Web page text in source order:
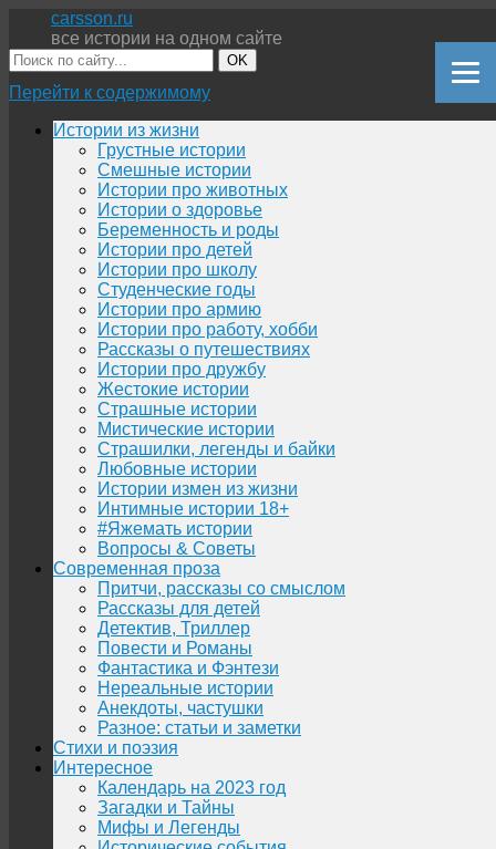
carsson.ru
все истории на одном сайте
OK
Перейти к содержимому
Истории из жизни
Грустные истории
Смешные истории
Истории про животных
Истории о здоровье
Беременность и роды
Истории про детей
Истории про школу
Студенческие годы
Истории про армию
Истории про работу, хобби
Рассказы о путешествиях
Истории про дружбу
Жестокие истории
Страшные истории
Мистические истории
Страшилки, легенды и байки
Любовные истории
Истории измен из жизни
Интимные истории 18+
#Яжемать истории
Вопросы & Советы
Современная проза
Притчи, рассказы со смыслом
Рассказы для детей
Детектив, Триллер
Повести и Романы
Фантастика и Фэнтези
Нереальные истории
Анекдоты, частушки
Разное: статьи и заметки
Стихи и поэзия
Интересное
Календарь на 2023 год
Загадки и Тайны
Мифы и Легенды